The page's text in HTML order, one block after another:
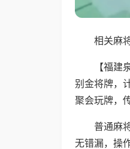
相关麻
【福
别金将牌，
聚会玩牌，
普通麻
无错漏，操